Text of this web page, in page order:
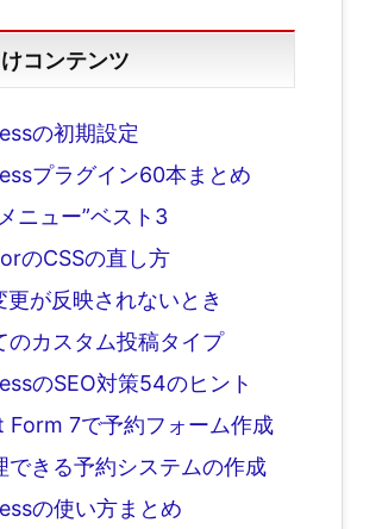
コンテンツ
の初期設定
プラグイン60本まとめ
ニュー”ベスト3
のCSSの直し方
更が反映されないとき
のカスタム投稿タイプ
のSEO対策54のヒント
Form 7で予約フォーム作成
できる予約システムの作成
の使い方まとめ